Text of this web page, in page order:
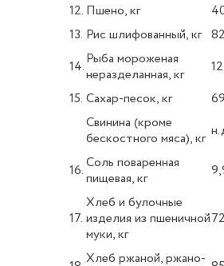
12. Пшено, кг
13. Рис шлифованный, кг
14.Рыба мороженая
неразделанная, кг
15. Сахар-песок, кг
Свинина (кроме
бескостного мяса), кг
16.Соль поваренная
пищевая, кг
17.
Хлеб и булочные
изделия из пшеничной
муки, кг
Хлеб ржаной, ржано-